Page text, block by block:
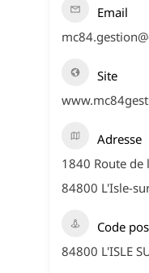
Email
Site
Adresse
1840 Route de
84800 L'Isle-
Code
84800 L'ISLE